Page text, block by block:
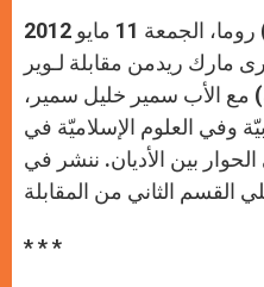
p
p
g
e
r
o
k
r 2012 (
مارك ريدمن مقابلة لـوير
مع الأب سمير خليل سمير،
وفي العلوم الإسلاميّة في
بين الأديان. ننشر في
القسم الثاني من المقابلة
* * *